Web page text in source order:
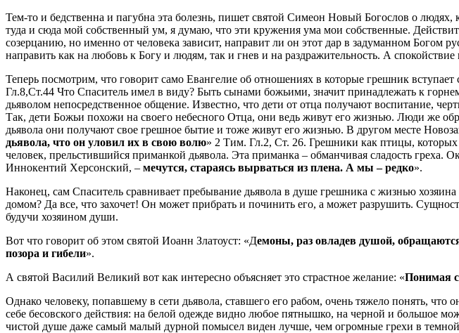
Тем-то и бедственна и пагубна эта болезнь, пишет святой Симеон Новый Богослов о
туда и сюда мой собственный ум, я думаю, что эти кружения ума мои собственные.
созерцанию, но именно от человека зависит, направит ли он этот дар в задуманном Богом
направить как на любовь к Богу и людям, так и гнев и на раздражительность. А
Теперь посмотрим, что говорит само Евангелие об отношениях в которые грешник
Гл.8,Ст.44 Что Спаситель имел в виду? Быть сынами божьими, значит принадлежать к
дьяволом непосредственное общение. Известно, что дети от отца получают воспитание,
Так, дети Божьи похожи на своего небесного Отца, они ведь живут его жизнью. Люди же
дьявола они получают свое грешное бытие и тоже живут его жизнью. В другом месте
дьявола, что он уловил их в свою волю» 2 Тим. Гл.2, Ст. 26. Грешники как птицы, которых
человек, прельстившийся приманкой дьявола. Эта приманка – обманчивая сладость греха.
Иннокентий Херсонский, – мечутся, стараясь вырваться из плена. А мы – редко».
Наконец, сам Спаситель сравнивает пребывание дьявола в душе грешника с жизнью
домом? Да все, что захочет! Он может прибрать и починить его, а может разрушить.
будучи хозяином души.
Вот что говорит об этом святой Иоанн Златоуст: «Демоны, раз овладев душой,
позора и гибели».
А святой Василий Великий вот как интересно объясняет это страстное желание: «Понимая
Однако человеку, попавшему в сети дьявола, ставшего его рабом, очень тяжело понять,
себе бесовского действия: на белой одежде видно любое пятнышко, на черной и большое
чистой душе даже самый малый дурной помысел виден лучше, чем огромные грехи в